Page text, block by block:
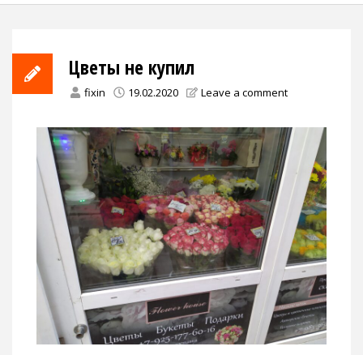
Цветы не купил
fixin 19.02.2020 Leave a comment